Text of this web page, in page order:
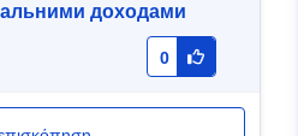
доходами
0